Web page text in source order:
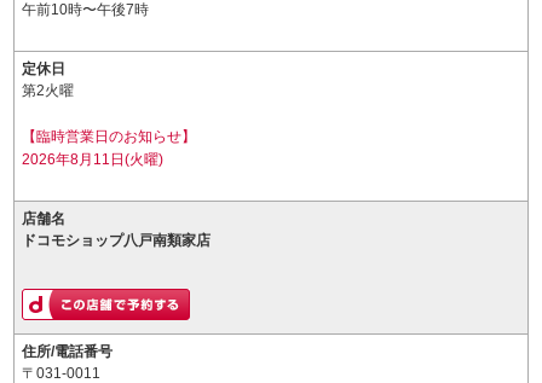
午前10時〜午後7時
定休日
第2火曜
【臨時営業日のお知らせ】
2026年8月11日(火曜)
店舗名
ドコモショップ八戸南類家店
住所/電話番号
〒031-0011